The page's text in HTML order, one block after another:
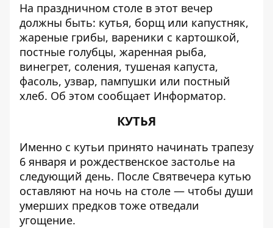
На праздничном столе в этот вечер
должны быть: кутья, борщ или капустняк,
жареные грибы, вареники с картошкой,
постные голубцы, жаренная рыба,
винегрет, соления, тушеная капуста,
фасоль, узвар, пампушки или постный
хлеб. Об этом сообщает Информатор.
КУТЬЯ
Именно с кутьи принято начинать трапезу
6 января и рождественское застолье на
следующий день. После Святвечера кутью
оставляют на ночь на столе — чтобы души
умерших предков тоже отведали
угощение.